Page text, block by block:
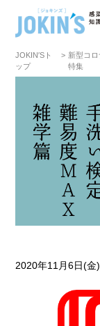
感
知
JOKIN′Sト
ップ
> 新型コ
特集
2020年11月6日(金)